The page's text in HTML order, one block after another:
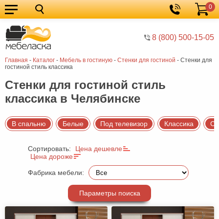
8 (800) 500-15-05
Корзина
0
Главная - Каталог - Мебель в гостиную - Стенки для гостиной - Стенки для
гостиной стиль классика
Кухонные
гарнитуры
Мебель
для
кухни
Мебель
для
спальни
Кровати
Шкафы
Диваны
Мягкая
мебель
Детская
мебель
Мебель
Стенки для гостиной стиль
классика в Челябинске
В спальню Белые Под телевизор Классика
Сортировать:
Цена дешевле
Цена дороже
Фабрика мебели:
Параметры поиска